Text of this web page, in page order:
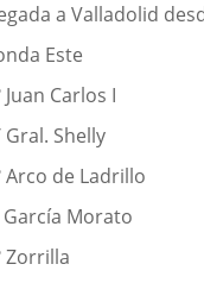
a Valladolid
Este
Juan Carlos I
Gral. Shelly
Arco de Ladrillo
Morato
Zorrilla